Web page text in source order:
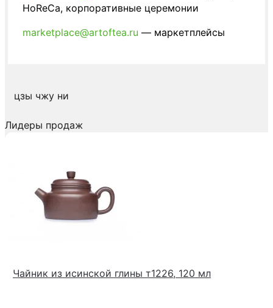
HoReCa, корпоративные церемонии
marketplace@artoftea.ru — маркетплейсы
цзы чжу ни
Лидеры продаж
Чайник из исинской глины т1226, 120 мл